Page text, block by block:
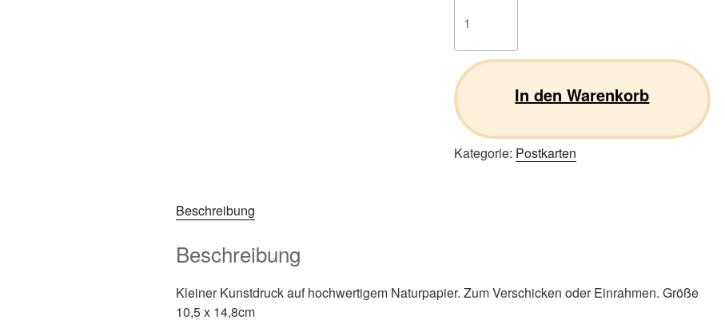
Kl.
Menge
In den Warenkorb
Kategorie: Postkarten
Beschreibung
Beschreibung
Kleiner Kunstdruck auf hochwertigem Naturpapier. Zum Verschicken oder Einrahmen. Größe
10,5 x 14,8cm